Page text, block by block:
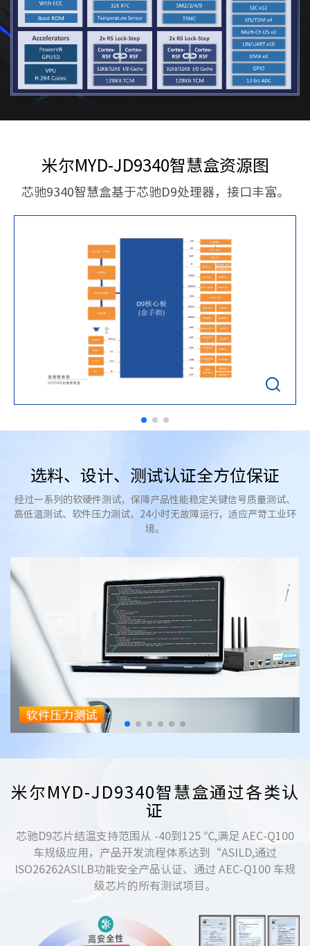
米尔MYD-JD9340智慧盒资源图
芯驰9340智慧盒基于芯驰D9处理器，接口丰富。

选料、设计、测试认证全方位保证
经过一系列的软硬件测试，保障产品性能稳定关键信号质量测试、
高低温测试、软件压力测试，24小时无故障运行，适应严苛工业环
境。
米尔MYD-JD9340智慧盒通过各类认
证
芯驰D9芯片结温支持范围从 -40到125 ℃,满足 AEC-Q100
车规级应用，产品开发流程体系达到“ASILD,通过
ISO26262ASILB功能安全产品认证、通过 AEC-Q100 车规
级芯片的所有测试项目。